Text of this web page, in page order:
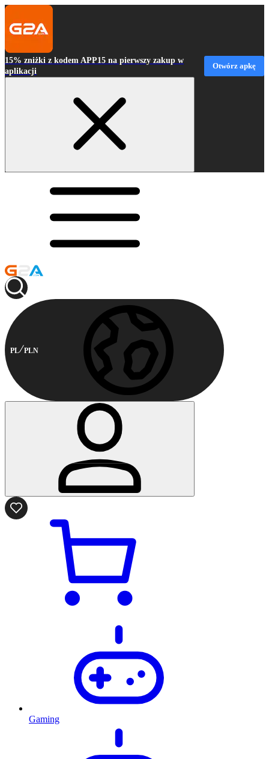
15% zniżki z kodem APP15 na pierwszy zakup w
aplikacji
Otwórz apkę
PL PLN
Gaming